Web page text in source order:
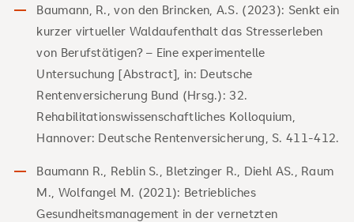
Baumann, R., von den Brincken, A.S. (2023): Senkt ein
kurzer virtueller Waldaufenthalt das Stresserleben
von Berufstätigen? – Eine experimentelle
Untersuchung [Abstract], in: Deutsche
Rentenversicherung Bund (Hrsg.): 32.
Rehabilitationswissenschaftliches Kolloquium,
Hannover: Deutsche Rentenversicherung, S. 411-412.
Baumann R., Reblin S., Bletzinger R., Diehl AS., Raum
M., Wolfangel M. (2021): Betriebliches
Gesundheitsmanagement in der vernetzten